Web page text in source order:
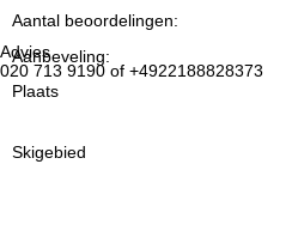
Advies
020 713 9190 of +4922188828373
Aantal beoordelingen:
Aanbeveling:
Plaats
Skigebied